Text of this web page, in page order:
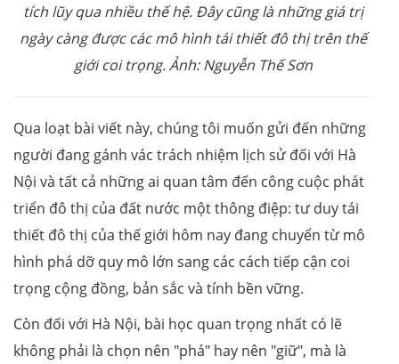
tích lũy qua nhiều thế hệ. Đây cũng là những giá trị
ngày càng được các mô hình tái thiết đô thị trên thế
giới coi trọng. Ảnh: Nguyễn Thế Sơn
Qua loạt bài viết này, chúng tôi muốn gửi đến những
người đang gánh vác trách nhiệm lịch sử đối với Hà
Nội và tất cả những ai quan tâm đến công cuộc phát
triển đô thị của đất nước một thông điệp: tư duy tái
thiết đô thị của thế giới hôm nay đang chuyển từ mô
hình phá dỡ quy mô lớn sang các cách tiếp cận coi
trọng cộng đồng, bản sắc và tính bền vững.
Còn đối với Hà Nội, bài học quan trọng nhất có lẽ
không phải là chọn nên "phá" hay nên "giữ", mà là